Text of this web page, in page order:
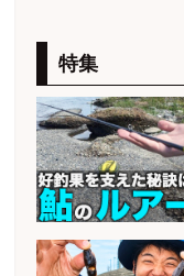
会社名
コンビニ/広島
スタート お魚
週4日から勤
きる
特集